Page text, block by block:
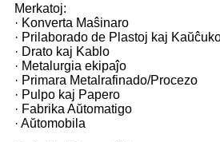
Merkatoj:
· Konverta Maŝinaro
· Prilaborado de Plastoj kaj
· Drato kaj Kablo
· Metalurgia ekipaĵo
· Primara Metalrafinado/Procezo
· Pulpo kaj Papero
· Fabrika Aŭtomatigo
· Aŭtomobila